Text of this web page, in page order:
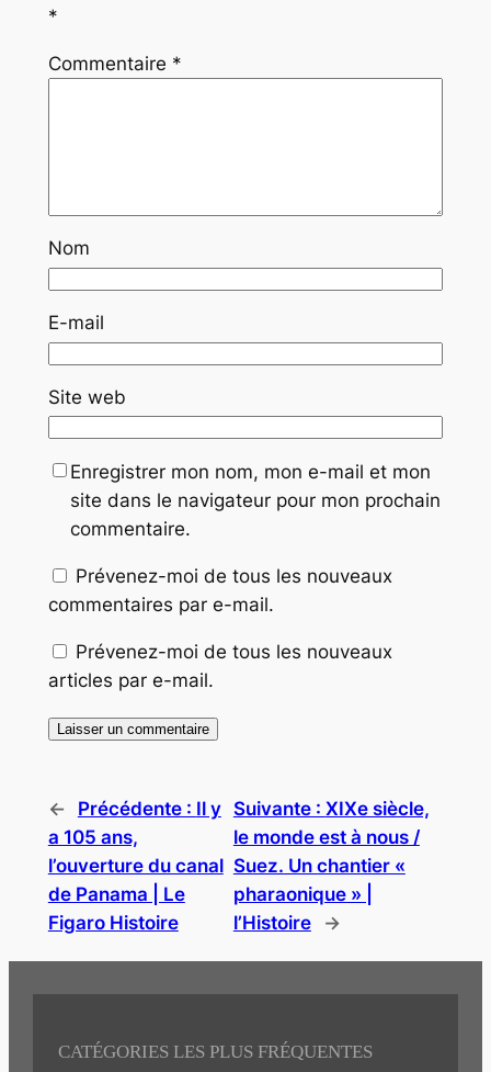
*
Commentaire *
Nom
E-mail
Site web
Enregistrer mon nom, mon e-mail et mon
site dans le navigateur pour mon prochain
commentaire.
Prévenez-moi de tous les nouveaux
commentaires par e-mail.
Prévenez-moi de tous les nouveaux
articles par e-mail.
← Précédente : Il y
a 105 ans,
l’ouverture du canal
de Panama | Le
Figaro Histoire
Suivante : XIXe siècle,
le monde est à nous /
Suez. Un chantier «
pharaonique » |
l’Histoire
→
CATÉGORIES LES PLUS FRÉQUENTES